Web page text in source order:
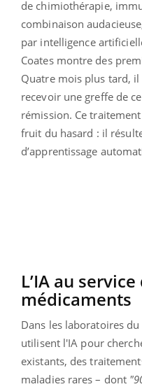
de chimiothérapie,
combinaison
par intelligence
Coates montre des
Quatre mois plus tard,
recevoir une greffe de
rémission. Ce
fruit du hasard : il
d’apprentissage
L’IA au
médicaments
Dans les laboratoires
utilisent l'IA pour
existants, des
maladies rares – dont